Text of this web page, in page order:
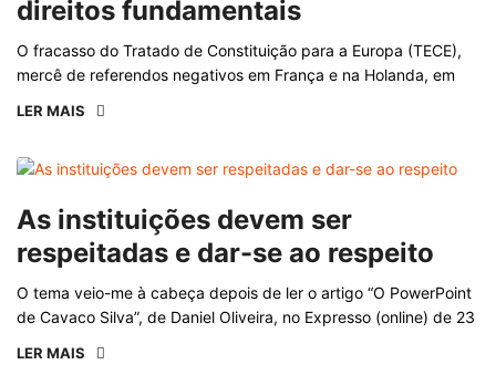
direitos fundamentais
O fracasso do Tratado de Constituição para a Europa (TECE),
mercê de referendos negativos em França e na Holanda, em
LER MAIS
As instituições devem ser
respeitadas e dar-se ao respeito
O tema veio-me à cabeça depois de ler o artigo “O PowerPoint
de Cavaco Silva”, de Daniel Oliveira, no Expresso (online) de 23
LER MAIS